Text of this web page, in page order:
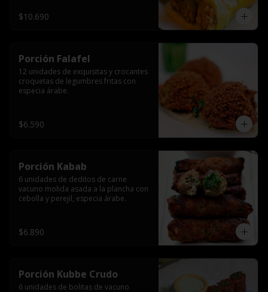
$10.690
Porción Falafel
12 unidades de exquisitas y crocantes
croquetas de legumbres fritas con
especia árabe.
$6.590
Porción Kabab
6 unidades de deditos de carne
vacuno molida asada a la plancha con
cebolla y perejil, especia árabe.
$6.890
Porción Kubbe Crudo
6 unidades de bolitas de vacuno